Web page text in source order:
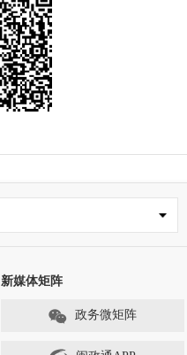
新媒体矩阵
政务微矩阵